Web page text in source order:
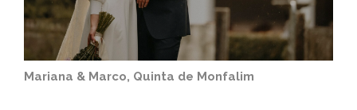
Mariana & Marco, Quinta de Monfalim